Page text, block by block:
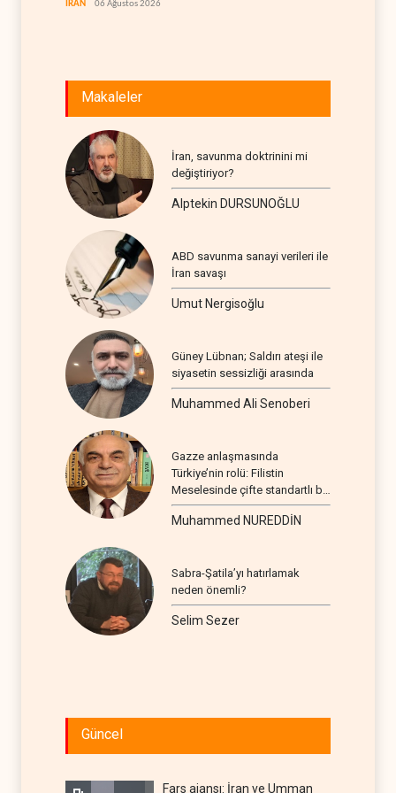
İRAN 06 Ağustos 2026
Makaleler
İran, savunma doktrinini mi
değiştiriyor?
Alptekin DURSUNOĞLU
ABD savunma sanayi verileri ile
İran savaşı
Umut Nergisoğlu
Güney Lübnan; Saldırı ateşi ile
siyasetin sessizliği arasında
Muhammed Ali Senoberi
Gazze anlaşmasında
Türkiye’nin rolü: Filistin
Meselesinde çifte standartlı bir
seyir
Muhammed NUREDDİN
Sabra-Şatila’yı hatırlamak
neden önemli?
Selim Sezer
Güncel
Fars ajansı: İran ve Umman